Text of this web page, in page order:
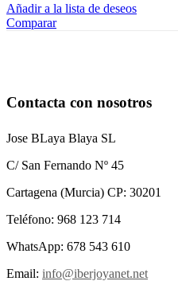
Añadir a la lista de deseos
Comparar
Contacta con nosotros
Jose BLaya Blaya SL
C/ San Fernando Nº 45
Cartagena (Murcia) CP: 30201
Teléfono: 968 123 714
WhatsApp: 678 543 610
Email: info@iberjoyanet.net